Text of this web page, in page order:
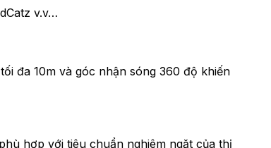
v.v…
đa 10m và góc nhận sóng 360 độ khiến
hợp với tiêu chuẩn nghiêm ngặt của thị